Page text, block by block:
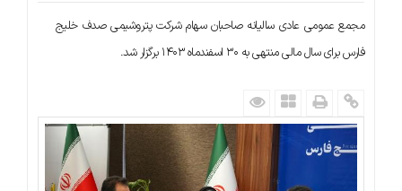
مجمع عمومی عادی سالیانه صاحبان سهام شرکت پتروشیمی صدف خلیج
فارس برای سال مالی منتهی به ۳۰ اسفندماه ۱۴۰۳ برگزار شد.